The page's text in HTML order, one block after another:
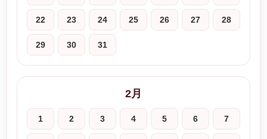
22 23 24 25 26 27 28
29 30 31
2月
1 2 3 4 5 6 7